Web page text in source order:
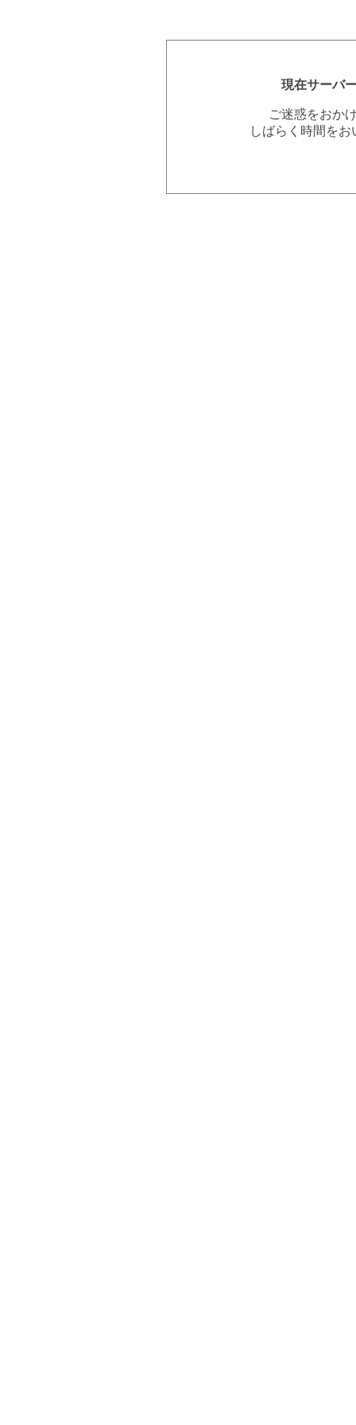
現在サーバ
ご迷惑をおか
しばらく時間を